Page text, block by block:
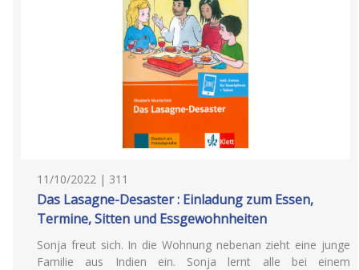
11/10/2022 | 311
Das Lasagne-Desaster : Einladung zum Essen,
Termine, Sitten und Essgewohnheiten
Sonja freut sich. In die Wohnung nebenan zieht eine junge
Familie aus Indien ein. Sonja lernt alle bei einem